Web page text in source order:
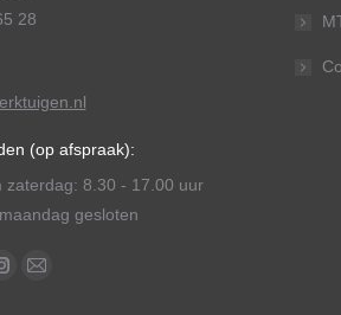
28
(op afspraak):
zaterdag: 8.30 - 17.00 uur
gesloten
Instagram
Mail